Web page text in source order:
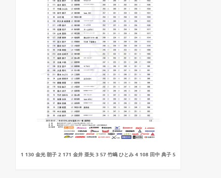
1 130 金光 朗子 2 171 金井 亜矢 3 57 竹嶋 ひとみ 4 108 田中 典子 5